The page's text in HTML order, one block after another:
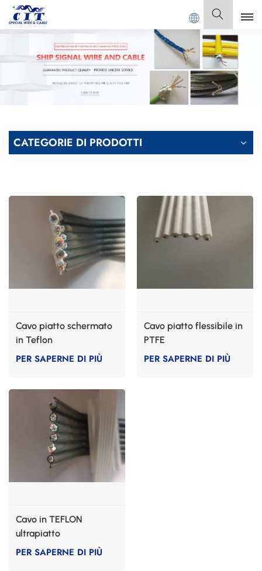
GUANGDONG CIT SPECIAL CABLE Co., Ltd.
Italiano
English
Français
Italiano
CATEGORIE DI PRODOTTI
Cavo piatto schermato
in Teflon
PER SAPERNE DI PIÙ
Cavo piatto flessibile in
PTFE
PER SAPERNE DI PIÙ
Cavo in TEFLON
ultrapiatto
PER SAPERNE DI PIÙ